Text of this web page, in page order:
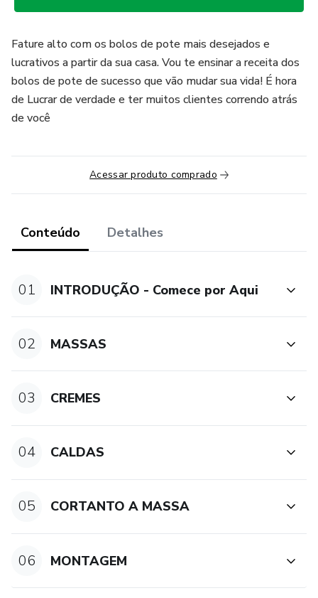
Fature alto com os bolos de pote mais desejados e
lucrativos a partir da sua casa. Vou te ensinar a receita dos
bolos de pote de sucesso que vão mudar sua vida! É hora
de Lucrar de verdade e ter muitos clientes correndo atrás
de você
Acessar produto comprado
Conteúdo Detalhes
01 INTRODUÇÃO - Comece por Aqui
02 MASSAS
03 CREMES
04 CALDAS
05 CORTANTO A MASSA
06 MONTAGEM